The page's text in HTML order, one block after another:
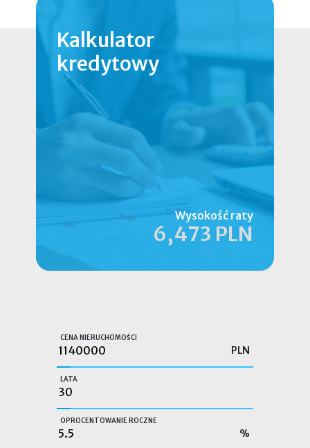
Kalkulator
kredytowy
Wysokość raty
6,473 PLN
CENA NIERUCHOMOŚCI
PLN
LATA
OPROCENTOWANIE ROCZNE
%